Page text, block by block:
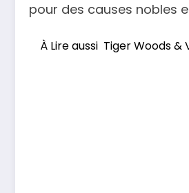
pour des causes nobles
À Lire aussi Tiger Woods &